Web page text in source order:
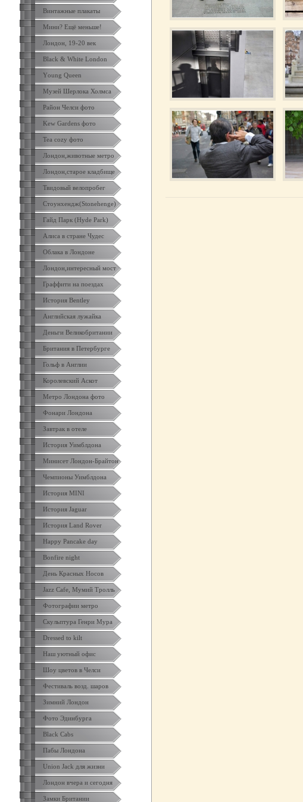
Винтажные плакаты
Мини? Ещё меньше!
Лондон, 19-20 век
Black & White London
Yоung Queen
Музей Шерлока Холмса
Район Челси фото
Kew Gardens фото
Tea cozy фото
Лондон,животные метро
Лондон,старое кладбище
Твидовый велопробег
Стоунхендж(Stonehenge)
Гайд Парк (Hyde Park)
Алиса в стране Чудес
Облака в Лондоне
Лондон,интересный мост
Граффити на поездах
История Bentley
Английская лужайка
Деньги Великобритании
Британия в Петербурге
Гольф в Англии
Королевский Аскот
Метро Лондона фото
Фонари Лондона
Завтрак в отеле
История Уимблдона
Минисет Лондон-Брайтон
Чемпионы Уимблдона
История MINI
История Jaguar
История Land Rover
Happy Pancake day
Bonfire night
День Красных Носов
Jazz Cafe, Мумий Тролль
Фотографии метро
Скульптура Генри Мура
Dressed to kilt
Наш уютный офис
Шоу цветов в Челси
Фестиваль возд. шаров
Зимний Лондон
Фото Эдинбурга
Black Cabs
Пабы Лондона
Union Jack для жизни
Лондон вчера и сегодня
Замки Британии